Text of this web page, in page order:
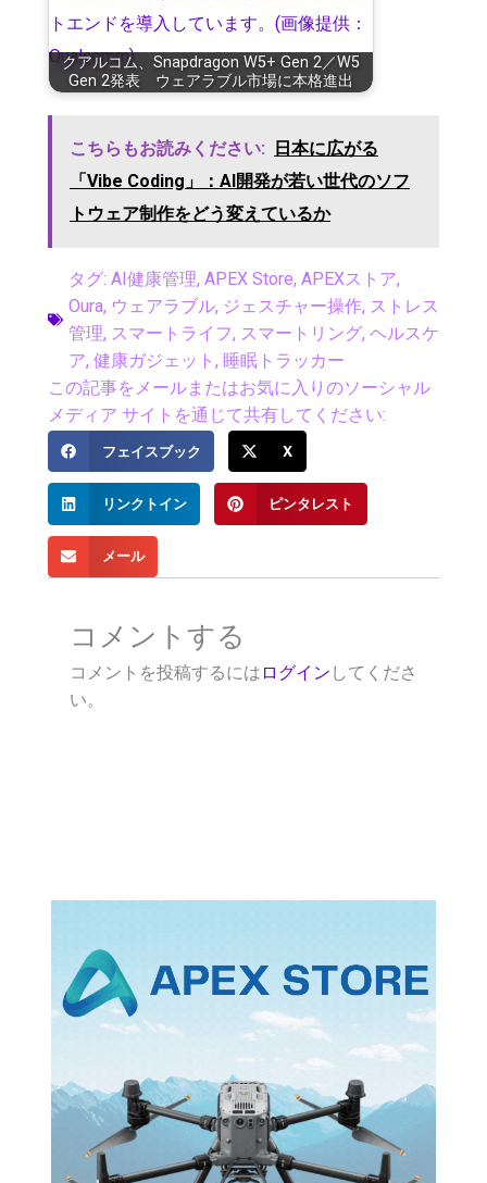
クアルコム、Snapdragon W5+ Gen 2／W5
Gen 2発表 ウェアラブル市場に本格進出
こちらもお読みください:
日本に広がる
「Vibe Coding」：AI開発が若い世代のソフ
トウェア制作をどう変えているか
タグ: AI健康管理, APEX Store, APEXストア,
Oura, ウェアラブル, ジェスチャー操作, ストレス
管理, スマートライフ, スマートリング, ヘルスケ
ア, 健康ガジェット , 睡眠トラッカー
この記事をメールまたはお気に入りのソーシャル
メディア サイトを通じて共有してください:
フェイスブック X
リンクトイン ピンタレスト
メール
コメントする
コメントを投稿するには ログイン してくださ
い。